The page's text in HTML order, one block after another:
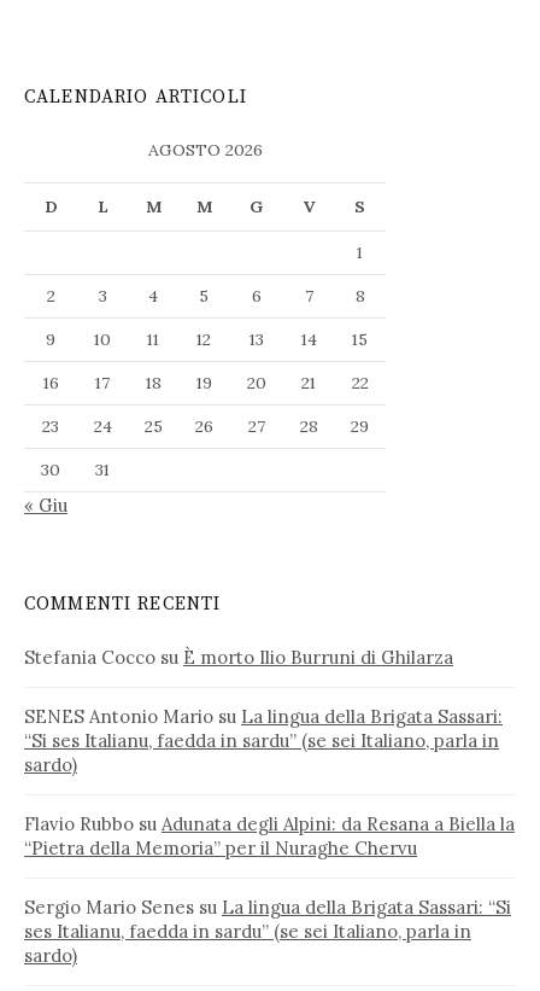
CALENDARIO ARTICOLI
AGOSTO 2026
D L M M G V S
1
2
3 4 5 6 7
8
9
10 11 12 13 14
15
16
17 18 19 20 21
22
23
24 25 26 27 28
29
30
31
« Giu
COMMENTI RECENTI
Stefania Cocco su È morto Ilio Burruni di Ghilarza
SENES Antonio Mario su La lingua della Brigata Sassari:
“Si ses Italianu, faedda in sardu” (se sei Italiano, parla in
sardo)
Flavio Rubbo su Adunata degli Alpini: da Resana a Biella la
“Pietra della Memoria” per il Nuraghe Chervu
Sergio Mario Senes su La lingua della Brigata Sassari: “Si
ses Italianu, faedda in sardu” (se sei Italiano, parla in
sardo)